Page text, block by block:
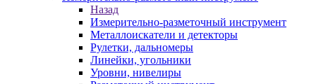
Назад
Измерительно-разметочный инструмент
Металлоискатели и детекторы
Рулетки, дальномеры
Линейки, угольники
Уровни, нивелиры